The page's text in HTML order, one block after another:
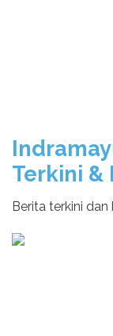
Terkini &
Berita terkini